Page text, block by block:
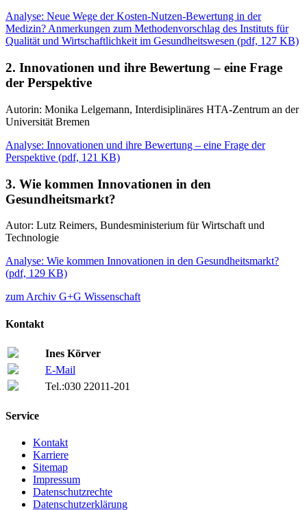
Analyse: Neue Wege der Kosten-Nutzen-Bewertung in der
Medizin? Anmerkungen zum Methodenvorschlag des Instituts für
Qualität und Wirtschaftlichkeit im Gesundheitswesen (pdf, 127 KB)
2. Innovationen und ihre Bewertung – eine Frage
der Perspektive
Autorin: Monika Lelgemann, Interdisiplinäres HTA-Zentrum an der
Universität Bremen
Analyse: Innovationen und ihre Bewertung – eine Frage der
Perspektive (pdf, 121 KB)
3. Wie kommen Innovationen in den
Gesundheitsmarkt?
Autor: Lutz Reimers, Bundesministerium für Wirtschaft und
Technologie
Analyse: Wie kommen Innovationen in den Gesundheitsmarkt?
(pdf, 129 KB)
zum Archiv G+G Wissenschaft
Kontakt
Ines Körver
E-Mail
Tel.:030 22011-201
Service
Kontakt
Karriere
Sitemap
Impressum
Datenschutzrechte
Datenschutzerklärung